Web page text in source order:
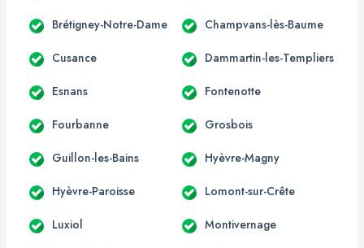
Brétigney-Notre-Dame Champvans-lès-Baume
Cusance Dammartin-les-Templiers
Esnans Fontenotte
Fourbanne Grosbois
Guillon-les-Bains Hyèvre-Magny
Hyèvre-Paroisse Lomont-sur-Crête
Luxiol Montivernage